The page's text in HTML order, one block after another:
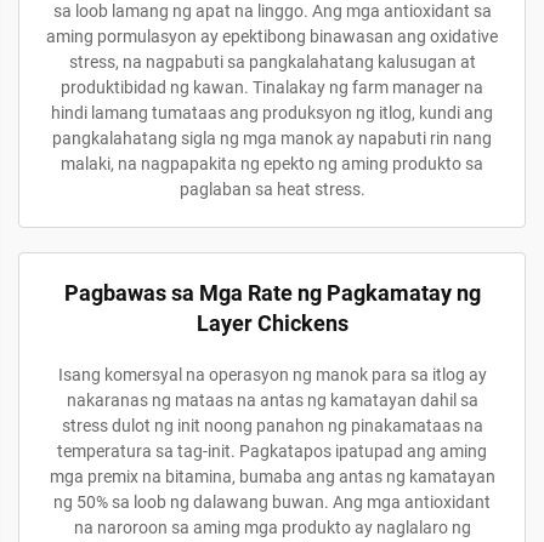
sa loob lamang ng apat na linggo. Ang mga antioxidant sa
aming pormulasyon ay epektibong binawasan ang oxidative
stress, na nagpabuti sa pangkalahatang kalusugan at
produktibidad ng kawan. Tinalakay ng farm manager na
hindi lamang tumataas ang produksyon ng itlog, kundi ang
pangkalahatang sigla ng mga manok ay napabuti rin nang
malaki, na nagpapakita ng epekto ng aming produkto sa
paglaban sa heat stress.
Pagbawas sa Mga Rate ng Pagkamatay ng
Layer Chickens
Isang komersyal na operasyon ng manok para sa itlog ay
nakaranas ng mataas na antas ng kamatayan dahil sa
stress dulot ng init noong panahon ng pinakamataas na
temperatura sa tag-init. Pagkatapos ipatupad ang aming
mga premix na bitamina, bumaba ang antas ng kamatayan
ng 50% sa loob ng dalawang buwan. Ang mga antioxidant
na naroroon sa aming mga produkto ay naglalaro ng